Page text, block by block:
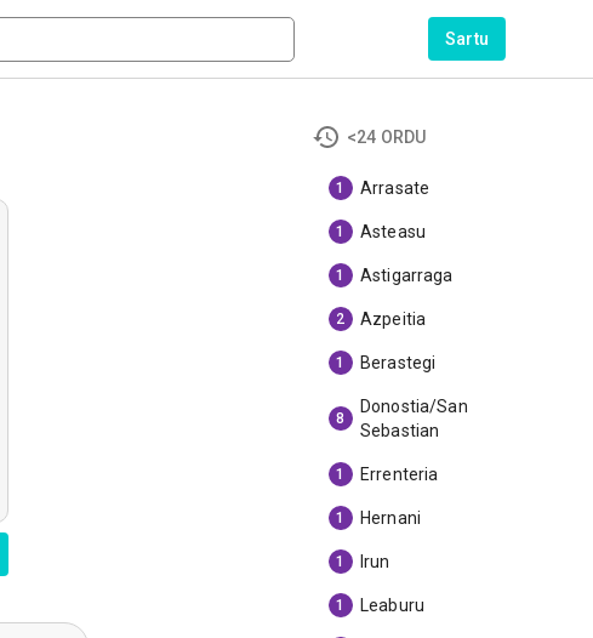
Sartu
<24 ORDU
1 Arrasate
1 Asteasu
1 Astigarraga
2 Azpeitia
1 Berastegi
8
Donostia/San
Sebastian
1 Errenteria
1 Hernani
1 Irun
1 Leaburu